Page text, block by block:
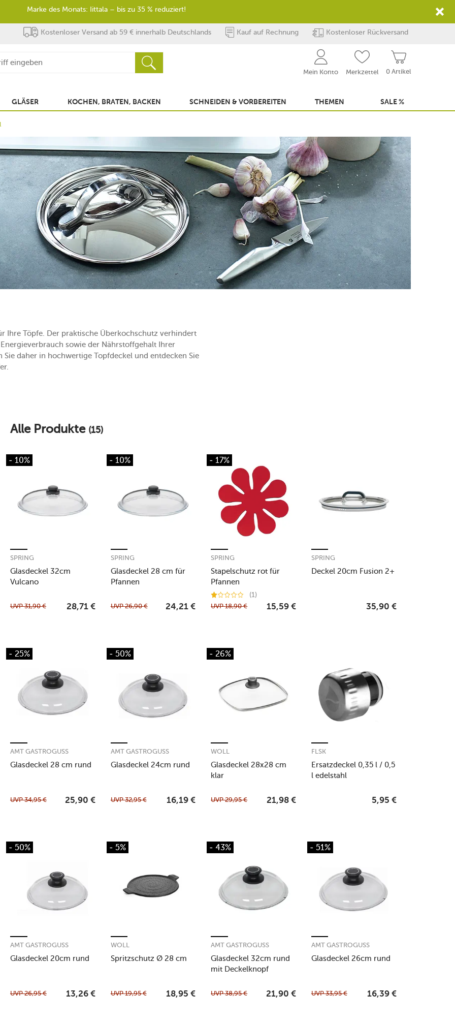
Kostenloser Versand ab 59 € innerhalb Deutschlands Kauf auf Rechnung Kostenloser Rückversand
0 Artikel
Mein Konto Merkzettel
GLÄSER KOCHEN, BRATEN, BACKEN SCHNEIDEN & VORBEREITEN THEMEN SALE %
Ihre Töpfe. Der praktische Überkochschutz verhindert
sowie der Nährstoffgehalt Ihrer
daher in hochwertige Topfdeckel und entdecken Sie
Alle Produkte (15)
- 10%
Glasdeckel 32cm
Vulcano
SPRING
UVP31,90 € 28,71 €
- 10%
Glasdeckel 28 cm für
Pfannen
SPRING
UVP26,90 € 24,21 €
- 17%
Stapelschutz rot für
Pfannen
SPRING
(1)
UVP18,90 € 15,59 €
Deckel 20cm Fusion 2+
SPRING
35,90 €
- 25%
Glasdeckel 28 cm rund
AMT GASTROGUSS
UVP34,95 € 25,90 €
- 50%
Glasdeckel 24cm rund
AMT GASTROGUSS
UVP32,95 € 16,19 €
- 26%
Glasdeckel 28x28 cm
klar
WOLL
UVP29,95 € 21,98 €
Ersatzdeckel 0,35 l / 0,5
l edelstahl
FLSK
5,95 €
- 50%
Glasdeckel 20cm rund
AMT GASTROGUSS
UVP26,95 € 13,26 €
- 5%
Spritzschutz Ø 28 cm
WOLL
UVP19,95 € 18,95 €
- 43%
Glasdeckel 32cm rund
mit Deckelknopf
AMT GASTROGUSS
UVP38,95 € 21,90 €
- 51%
Glasdeckel 26cm rund
AMT GASTROGUSS
UVP33,95 € 16,39 €
Marke des Monats: Iittala – bis zu 35 % reduziert!